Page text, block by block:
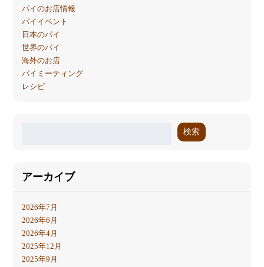
パイのお店情報
パイイベント
日本のパイ
世界のパイ
海外のお店
パイミーティング
レシピ
検索
アーカイブ
2026年7月
2026年6月
2026年4月
2025年12月
2025年9月